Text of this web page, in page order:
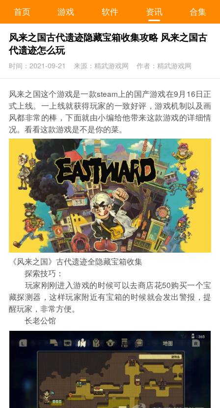
首页 游戏 软件 资讯 合集
风来之国古代遗迹隐藏宝箱收集攻略 风来之国古
代遗迹怎么玩
时间：2021-09-21 来源：精武游戏网 作者：精武游戏网
风来之国这个游戏是一款steam上的国产游戏在9月16日正
式上线。一上线就获得玩家的一致好评，游戏机制以及画
风都非常的棒，下面就由小编给他带来这款游戏的详细情
况。看看这款游戏是不是你的菜。
《风来之国》古代遗迹全隐藏宝箱收集
探索技巧：
玩家刚刚进入游戏的时候可以去商店花50购买一个宝
藏探测器，这样玩家附近有宝箱的时候就会发出警报，提
醒玩家，非常方便。
长老公馆